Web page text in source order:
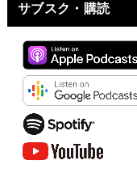
サブスク・購読